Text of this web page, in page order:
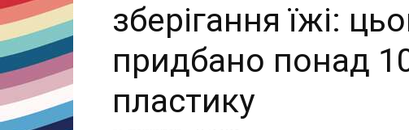
зберігання їжі:
придбано понад
пластику